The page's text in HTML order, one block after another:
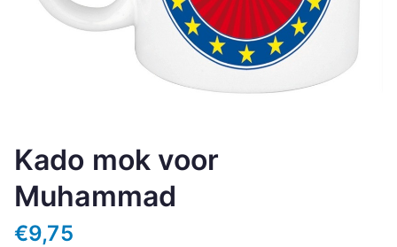
Kado mok voor
Muhammad
€9,75